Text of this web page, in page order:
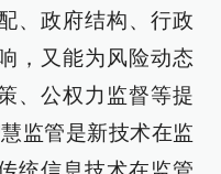
、政府结构、行政
，又能为风险动态
、公权力监督等提
监管是新技术在监